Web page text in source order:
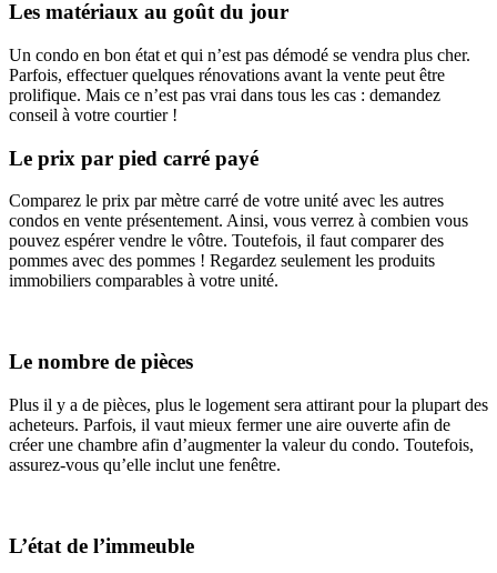
Les matériaux au goût du jour
Un condo en bon état et qui n’est pas démodé se vendra plus cher.
Parfois, effectuer quelques rénovations avant la vente peut être
prolifique. Mais ce n’est pas vrai dans tous les cas : demandez
conseil à votre courtier !
Le prix par pied carré payé
Comparez le prix par mètre carré de votre unité avec les autres
condos en vente présentement. Ainsi, vous verrez à combien vous
pouvez espérer vendre le vôtre. Toutefois, il faut comparer des
pommes avec des pommes ! Regardez seulement les produits
immobiliers comparables à votre unité.
Le nombre de pièces
Plus il y a de pièces, plus le logement sera attirant pour la plupart des
acheteurs. Parfois, il vaut mieux fermer une aire ouverte afin de
créer une chambre afin d’augmenter la valeur du condo. Toutefois,
assurez-vous qu’elle inclut une fenêtre.
L’état de l’immeuble